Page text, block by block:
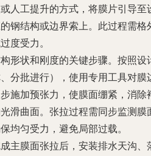
人工提升的方式，将膜片引导至
钢结构或边界索上。此过程需格
度受力。
形状和刚度的关键步骤。按照设
分批进行），使用专用工具对膜
施加预张力，使膜面绷紧，消除
滑曲面。张拉过程需同步监测膜
均匀受力，避免局部过载。
主膜面张拉后，安装排水天沟、